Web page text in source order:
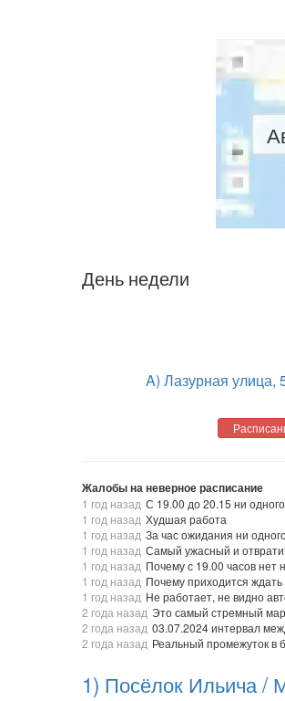
День недели
A) Лазурная
Жалобы на неверное расписание
1 год назад С 19.00 до 20.15 ни
1 год назад Худшая работа
1 год назад За час ожидания ни
1 год назад Самый ужасный и
1 год назад Почему с 19.00 часов нет
1 год назад Почему приходится
1 год назад Не работает, не видно
2 года назад Это самый стремный
2 года назад 03.07.2024 интервал
2 года назад Реальный промежуток в
1) Посёлок Ильича /